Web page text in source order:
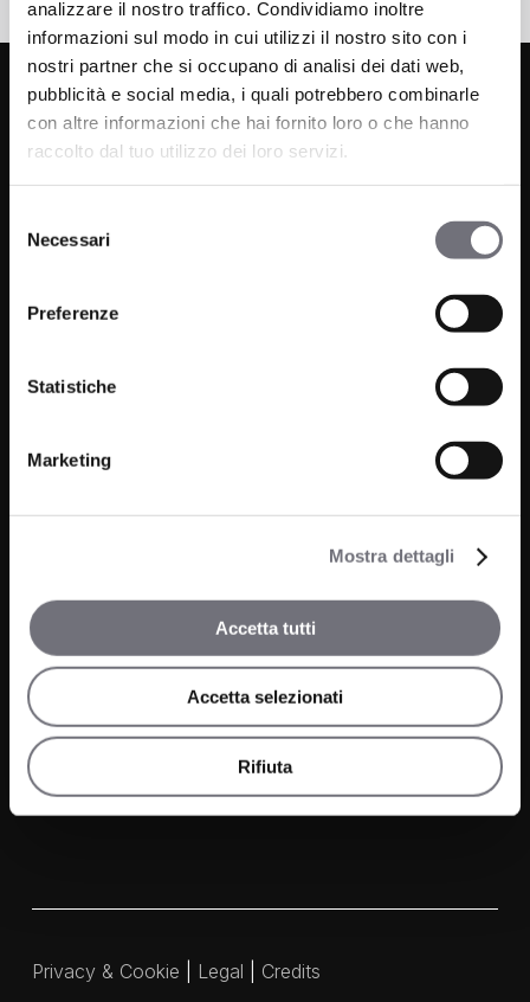
analizzare il nostro traffico. Condividiamo inoltre
informazioni sul modo in cui utilizzi il nostro sito con i
nostri partner che si occupano di analisi dei dati web,
pubblicità e social media, i quali potrebbero combinarle
con altre informazioni che hai fornito loro o che hanno
raccolto dal tuo utilizzo dei loro servizi.
delNecessari
Preferenze
Statistiche
Marketing
Mostra dettagli
Accetta tutti
Accetta selezionati
Rifiuta
Email:info@bugnatese.com
Company
Projects
News
Contacts
Media and Downloads
Our Agents
Privacy & Cookie Legal Credits